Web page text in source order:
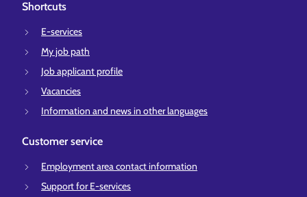
Shortcuts
E-services
My job path
Job applicant profile
Vacancies
Information and news in other languages
Customer service
Employment area contact information
Support for E-services